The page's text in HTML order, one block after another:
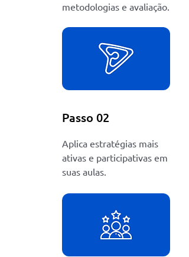
metodologias e avaliação.
Passo 02
Aplica estratégias mais
ativas e participativas em
suas aulas.